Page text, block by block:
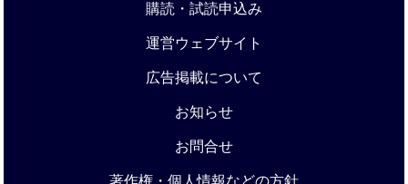
購読・試読申込み
運営ウェブサイト
広告掲載について
お知らせ
お問合せ